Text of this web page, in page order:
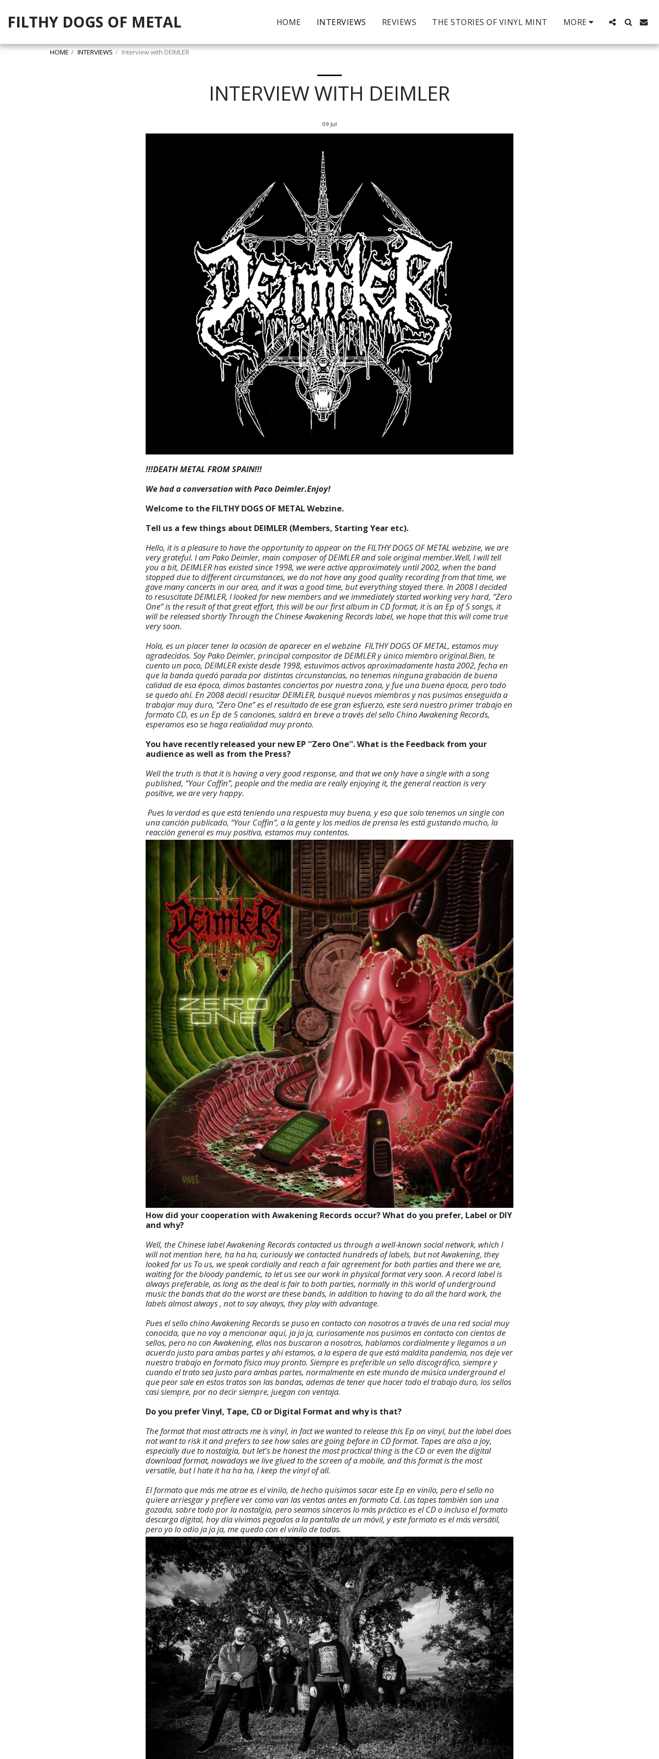
FILTHY DOGS OF METAL HOME INTERVIEWS REVIEWS THE STORIES OF VINYL MINT MORE
HOME INTERVIEWS Interview with DEIMLER
INTERVIEW WITH DEIMLER
09 Jul
!!!DEATH METAL FROM SPAIN!!!
We had a conversation with Paco Deimler.Enjoy!
Welcome to the FILTHY DOGS OF METAL Webzine.
Tell us a few things about DEIMLER (Members, Starting Year etc).
Hello, it is a pleasure to have the opportunity to appear on the FILTHY DOGS OF METAL webzine, we are
very grateful. I am Pako Deimler, main composer of DEIMLER and sole original member.Well, I will tell
you a bit, DEIMLER has existed since 1998, we were active approximately until 2002, when the band
stopped due to different circumstances, we do not have any good quality recording from that time, we
gave many concerts in our area, and it was a good time, but everything stayed there. In 2008 I decided
to resuscitate DEIMLER, I looked for new members and we immediately started working very hard, “Zero
One” is the result of that great effort, this will be our first album in CD format, it is an Ep of 5 songs, it
will be released shortly Through the Chinese Awakening Records label, we hope that this will come true
very soon.
Hola, es un placer tener la ocasión de aparecer en el webzine FILTHY DOGS OF METAL, estamos muy
agradecidos. Soy Pako Deimler, principal compositor de DEIMLER y único miembro original.Bien, te
cuento un poco, DEIMLER existe desde 1998, estuvimos activos aproximadamente hasta 2002, fecha en
que la banda quedó parada por distintas circunstancias, no tenemos ninguna grabación de buena
calidad de esa época, dimos bastantes conciertos por nuestra zona, y fue una buena época, pero todo
se quedo ahí. En 2008 decidí resucitar DEIMLER, busqué nuevos miembros y nos pusimos enseguida a
trabajar muy duro, “Zero One” es el resultado de ese gran esfuerzo, este será nuestro primer trabajo en
formato CD, es un Ep de 5 canciones, saldrá en breve a través del sello Chino Awakening Records,
esperamos eso se haga realialidad muy pronto.
You have recently released your new EP ''Zero One''. What is the Feedback from your
audience as well as from the Press?
Well the truth is that it is having a very good response, and that we only have a single with a song
published, “Your Coffin”, people and the media are really enjoying it, the general reaction is very
positive, we are very happy.
Pues la verdad es que está teniendo una respuesta muy buena, y eso que solo tenemos un single con
una canción publicado, “Your Coffin”, a la gente y los medios de prensa les está gustando mucho, la
reacción general es muy positiva, estamos muy contentos.
How did your cooperation with Awakening Records occur? What do you prefer, Label or DIY
and why?
Well, the Chinese label Awakening Records contacted us through a well-known social network, which I
will not mention here, ha ha ha, curiously we contacted hundreds of labels, but not Awakening, they
looked for us To us, we speak cordially and reach a fair agreement for both parties and there we are,
waiting for the bloody pandemic, to let us see our work in physical format very soon. A record label is
always preferable, as long as the deal is fair to both parties, normally in this world of underground
music the bands that do the worst are these bands, in addition to having to do all the hard work, the
labels almost always , not to say always, they play with advantage.
Pues el sello chino Awakening Records se puso en contacto con nosotros a través de una red social muy
conocida, que no voy a mencionar aquí, ja ja ja, curiosamente nos pusimos en contacto con cientos de
sellos, pero no con Awakening, ellos nos buscaron a nosotros, hablamos cordialmente y llegamos a un
acuerdo justo para ambas partes y ahí estamos, a la espera de que está maldita pandemia, nos deje ver
nuestro trabajo en formato físico muy pronto. Siempre es preferible un sello discográfico, siempre y
cuando el trato sea justo para ambas partes, normalmente en este mundo de música underground el
que peor sale en estos tratos son las bandas, ademas de tener que hacer todo el trabajo duro, los sellos
casi siempre, por no decir siempre, juegan con ventaja.
Do you prefer Vinyl, Tape, CD or Digital Format and why is that?
The format that most attracts me is vinyl, in fact we wanted to release this Ep on vinyl, but the label does
not want to risk it and prefers to see how sales are going before in CD format. Tapes are also a joy,
especially due to nostalgia, but let's be honest the most practical thing is the CD or even the digital
download format, nowadays we live glued to the screen of a mobile, and this format is the most
versatile, but I hate it ha ha ha, I keep the vinyl of all.
El formato que más me atrae es el vinilo, de hecho quisimos sacar este Ep en vinilo, pero el sello no
quiere arriesgar y prefiere ver como van las ventas antes en formato Cd. Las tapes también son una
gozada, sobre todo por la nostalgia, pero seamos sinceros lo más práctico es el CD o incluso el formato
descarga digital, hoy día vivimos pegados a la pantalla de un móvil, y este formato es el más versátil,
pero yo lo odio ja ja ja, me quedo con el vinilo de todas.